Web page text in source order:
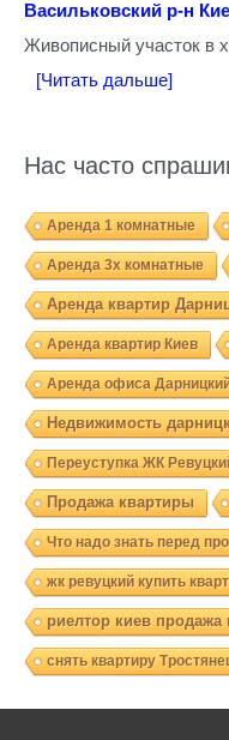
Васильковский р-н
Живописный участок в
[Читать дальше]
Нас часто
Аренда 1 комнатные
Аренда 3х комнатные
Аренда квартир
Аренда квартир Киев
Аренда офиса
Недвижимость
Переуступка ЖК
Продажа квартиры
Что надо знать перед
жк ревуцкий купить
риелтор киев продажа
снять квартиру